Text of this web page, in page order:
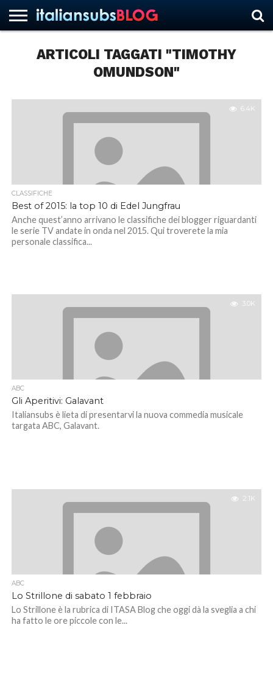
ARTICOLI TAGGATI "TIMOTHY
OMUNDSON"
6.4K
CLASSIFICHE
Best of 2015: la top 10 di Edel Jungfrau
Anche quest’anno arrivano le classifiche dei blogger riguardanti
le serie TV andate in onda nel 2015. Qui troverete la mia
personale classifica...
3.0K
ABC
Gli Aperitivi: Galavant
Italiansubs è lieta di presentarvi la nuova commedia musicale
targata ABC, Galavant.
2.1K
ABC
Lo Strillone di sabato 1 febbraio
Lo Strillone è la rubrica di ITASA Blog che oggi dà la sveglia a chi
ha fatto le ore piccole con le...